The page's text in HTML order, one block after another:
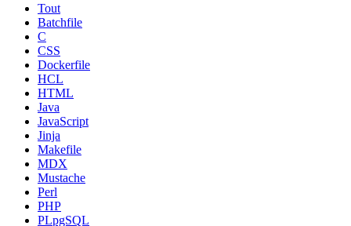
Tout
Batchfile
C
CSS
Dockerfile
HCL
HTML
Java
JavaScript
Jinja
Makefile
MDX
Mustache
Perl
PHP
PLpgSQL